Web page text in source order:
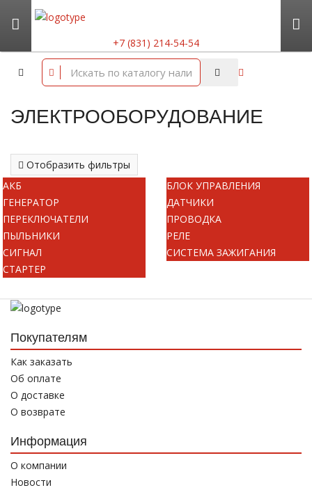
+7 (831) 214-54-54
ЭЛЕКТРООБОРУДОВАНИЕ
Отобразить фильтры
АКБ
БЛОК УПРАВЛЕНИЯ
ГЕНЕРАТОР
ДАТЧИКИ
ПЕРЕКЛЮЧАТЕЛИ
ПРОВОДКА
ПЫЛЬНИКИ
РЕЛЕ
СИГНАЛ
СИСТЕМА ЗАЖИГАНИЯ
СТАРТЕР
Покупателям
Как заказать
Об оплате
О доставке
О возврате
Информация
О компании
Новости